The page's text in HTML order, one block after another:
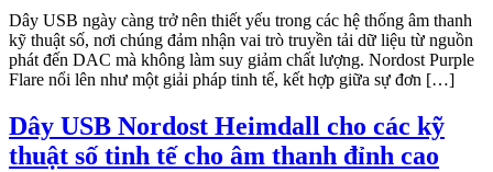
Dây USB ngày càng trở nên thiết yếu trong các hệ thống âm thanh
kỹ thuật số, nơi chúng đảm nhận vai trò truyền tải dữ liệu từ nguồn
phát đến DAC mà không làm suy giảm chất lượng. Nordost Purple
Flare nổi lên như một giải pháp tinh tế, kết hợp giữa sự đơn […]
Dây USB Nordost Heimdall cho các kỹ
thuật số tinh tế cho âm thanh đỉnh cao